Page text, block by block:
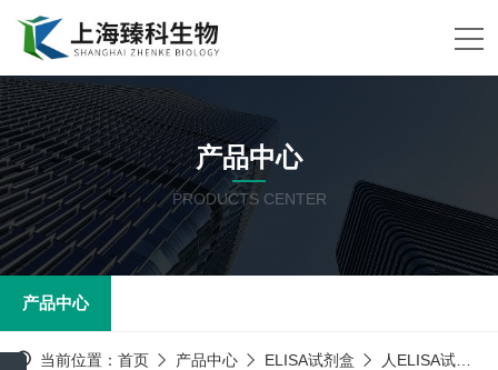
产品中心
PRODUCTS CENTER
产品中心
当前位置： 首页 产品中心 ELISA试剂盒 人ELISA试剂盒